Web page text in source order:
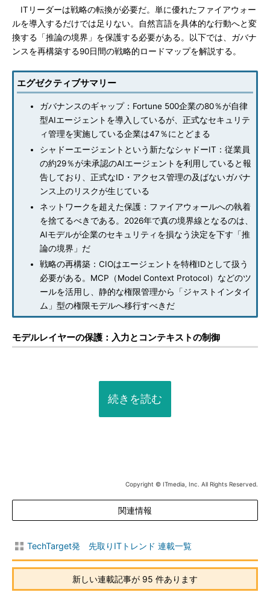
ITリーダーは戦略の転換が必要だ。単に優れたファイアウォー
ルを導入するだけでは足りない。自然言語を具体的な行動へと変
換する「推論の境界」を保護する必要がある。以下では、ガバナ
ンスを再構築する90日間の戦略的ロードマップを解説する。
エグゼクティブサマリー
ガバナンスのギャップ：Fortune 500企業の80％が自律
型AIエージェントを導入しているが、正式なセキュリテ
ィ管理を実施している企業は47％にとどまる
シャドーエージェントという新たなシャドーIT：従業員
の約29％が未承認のAIエージェントを利用していると報
告しており、正式なID・アクセス管理の及ばないガバナ
ンス上のリスクが生じている
ネットワークを超えた保護：ファイアウォールへの執着
を捨てるべきである。2026年で真の境界線となるのは、
AIモデルが企業のセキュリティを損なう決定を下す「推
論の境界」だ
戦略の再構築：CIOはエージェントを特権IDとして扱う
必要がある。MCP（Model Context Protocol）などのツ
ールを活用し、静的な権限管理から「ジャストインタイ
ム」型の権限モデルへ移行すべきだ
モデルレイヤーの保護：入力とコンテキストの制御
続きを読む
Copyright © ITmedia, Inc. All Rights Reserved.
関連情報
TechTarget発 先取りITトレンド 連載一覧
新しい連載記事が 95 件あります